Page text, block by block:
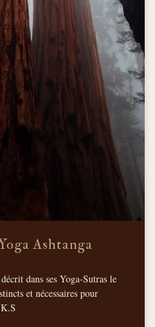
Ashtanga
dans ses Yoga-Sutras le
et nécessaires pour